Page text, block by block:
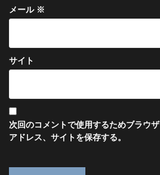
メール ※
サイト
次回のコメントで使用するためブラウ
アドレス、サイトを保存する。